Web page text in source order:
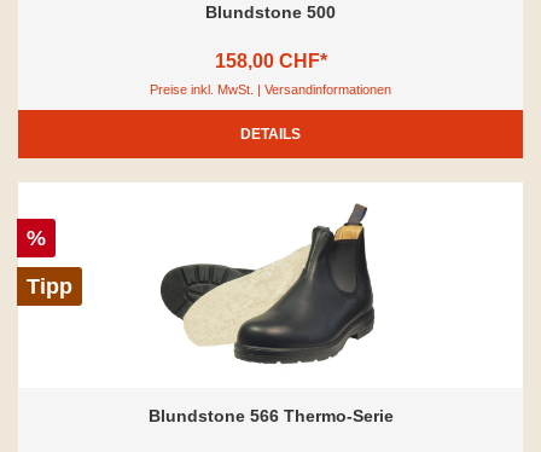
Blundstone 500
158,00 CHF*
Preise inkl. MwSt. | Versandinformationen
DETAILS
%
Tipp
Blundstone 566 Thermo-Serie